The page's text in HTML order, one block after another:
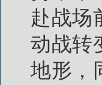
赴战场
动战转
地形，